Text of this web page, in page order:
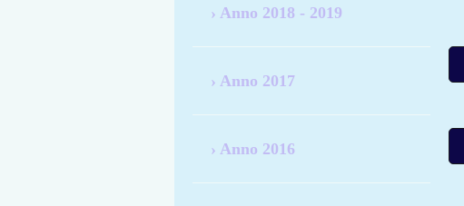
Anno 2018 - 2019
Anno 2017
Anno 2016